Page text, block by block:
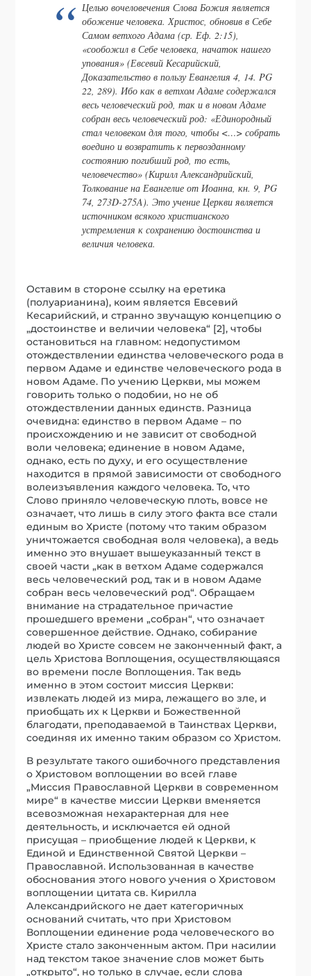
Целью вочеловечения Слова Божия является
обожение человека. Христос, обновив в Себе
Самом ветхого Адама (ср. Еф. 2:15),
«сообожил в Себе человека, начаток нашего
упования» (Евсевий Кесарийский,
Доказательство в пользу Евангелия 4, 14. PG
22, 289). Ибо как в ветхом Адаме содержался
весь человеческий род, так и в новом Адаме
собран весь человеческий род: «Единородный
стал человеком для того, чтобы <…> собрать
воедино и возвратить к первозданному
состоянию погибший род, то есть,
человечество» (Кирилл Александрийский,
Толкование на Евангелие от Иоанна, кн. 9, PG
74, 273D-275A). Это учение Церкви является
источником всякого христианского
устремления к сохранению достоинства и
величия человека.
Оставим в стороне ссылку на еретика
(полуарианина), коим является Евсевий
Кесарийский, и странно звучащую концепцию о
„достоинстве и величии человека“ [2], чтобы
остановиться на главном: недопустимом
отождествлении единства человеческого рода в
первом Адаме и единстве человеческого рода в
новом Адаме. По учению Церкви, мы можем
говорить только о подобии, но не об
отождествлении данных единств. Разница
очевидна: единство в первом Адаме – по
происхождению и не зависит от свободной
воли человека; единение в новом Адаме,
однако, есть по духу, и его осуществление
находится в прямой зависимости от свободного
волеизъявления каждого человека. То, что
Слово приняло человеческую плоть, вовсе не
означает, что лишь в силу этого факта все стали
единым во Христе (потому что таким образом
уничтожается свободная воля человека), а ведь
именно это внушает вышеуказанный текст в
своей части „как в ветхом Адаме содержался
весь человеческий род, так и в новом Адаме
собран весь человеческий род“. Обращаем
внимание на страдательное причастие
прошедшего времени „собран“, что означает
совершенное действие. Однако, собирание
людей во Христе совсем не законченный факт, а
цель Христова Воплощения, осуществляющаяся
во времени после Воплощения. Так ведь
именно в этом состоит миссия Церкви:
извлекать людей из мира, лежащего во зле, и
приобщать их к Церкви и Божественной
благодати, преподаваемой в Таинствах Церкви,
соединяя их именно таким образом со Христом.
В результате такого ошибочного представления
о Христовом воплощении во всей главе
„Миссия Православной Церкви в современном
мире“ в качестве миссии Церкви вменяется
всевозможная нехарактерная для нее
деятельность, и исключается ей одной
присущая – приобщение людей к Церкви, к
Единой и Единственной Святой Церкви –
Православной. Использованная в качестве
обоснования этого нового учения о Христовом
воплощении цитата св. Кирилла
Александрийского не дает категоричных
оснований считать, что при Христовом
Воплощении единение рода человеческого во
Христе стало законченным актом. При насилии
над текстом такое значение слов может быть
„открыто“, но только в случае, если слова